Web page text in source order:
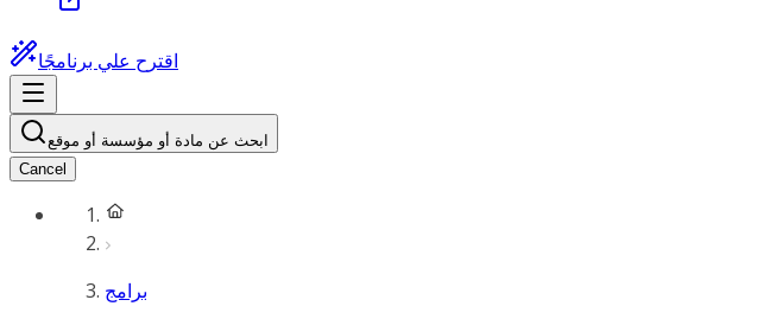
اقترح علي برنامجًا
ابحث عن مادة أو مؤسسة أو موقع
Cancel
برامج